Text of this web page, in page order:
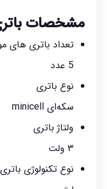
مشخصات
تعداد باتری های
5 عدد
نوع باتری
سکه‌ای minicell
ولتاژ باتری
۳ ولت
نوع تکنولوژی باتری